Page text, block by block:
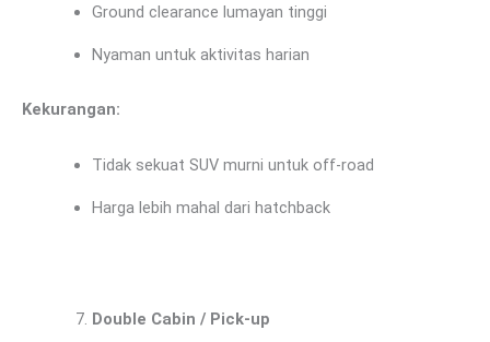
Ground clearance lumayan tinggi
Nyaman untuk aktivitas harian
Kekurangan:
Tidak sekuat SUV murni untuk off-road
Harga lebih mahal dari hatchback
Double Cabin / Pick-up